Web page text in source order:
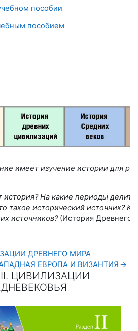
пособииСтраница
пособиемСтраница
имеет изучение истории для
история? На какие периоды
такое исторический источник?
источников? (История Древнего
ДРЕВНЕГО МИРА
ЕВРОПА И ВИЗАНТИЯ →
ЦИВИЛИЗАЦИИ
СРЕДНЕВЕКОВЬЯ